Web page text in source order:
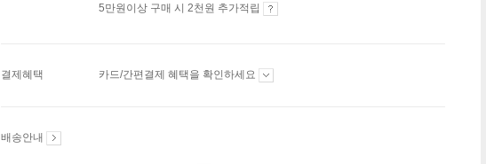
5만원이상 구매 시 2천원 추가적립
결제혜택 카드/간편결제 혜택을 확인하세요
배송안내